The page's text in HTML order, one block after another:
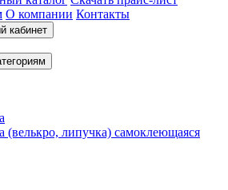
О компании Контакты
кабинет
(велькро, липучка) самоклеющаяся